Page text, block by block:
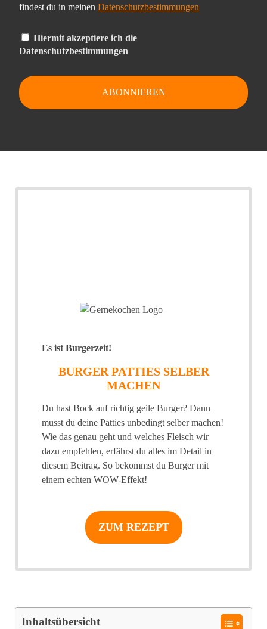
findest du in meinenDatenschutzbestimmungen
Hiermit akzeptiere ich die
Datenschutzbestimmungen
Es ist Burgerzeit!
BURGER PATTIES SELBER
MACHEN
Du hast Bock auf richtig geile Burger? Dann
musst du deine Patties unbedingt selber machen!
Wie das genau geht und welches Fleisch wir
dazu empfehlen, erfährst du alles im Detail in
diesem Beitrag. So bekommst du Burger mit
einem echten WOW-Effekt!
ZUM REZEPT
Inhaltsübersicht